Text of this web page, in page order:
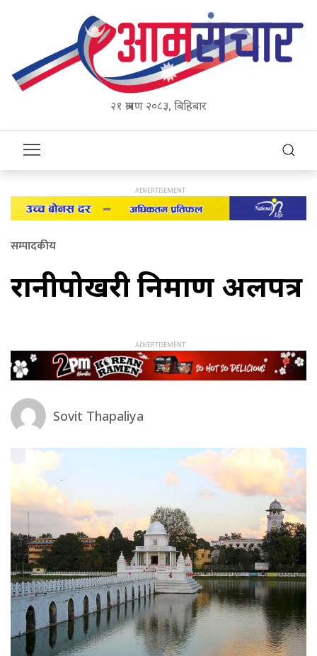
२१ श्रावण २०८३, बिहिबार
सम्पादकीय
रानीपोखरी निर्माण अलपत्र
Sovit Thapaliya